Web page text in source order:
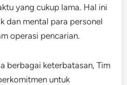
yang cukup lama. Hal ini
dan mental para personel
operasi pencarian.
berbagai keterbatasan, Tim
untuk